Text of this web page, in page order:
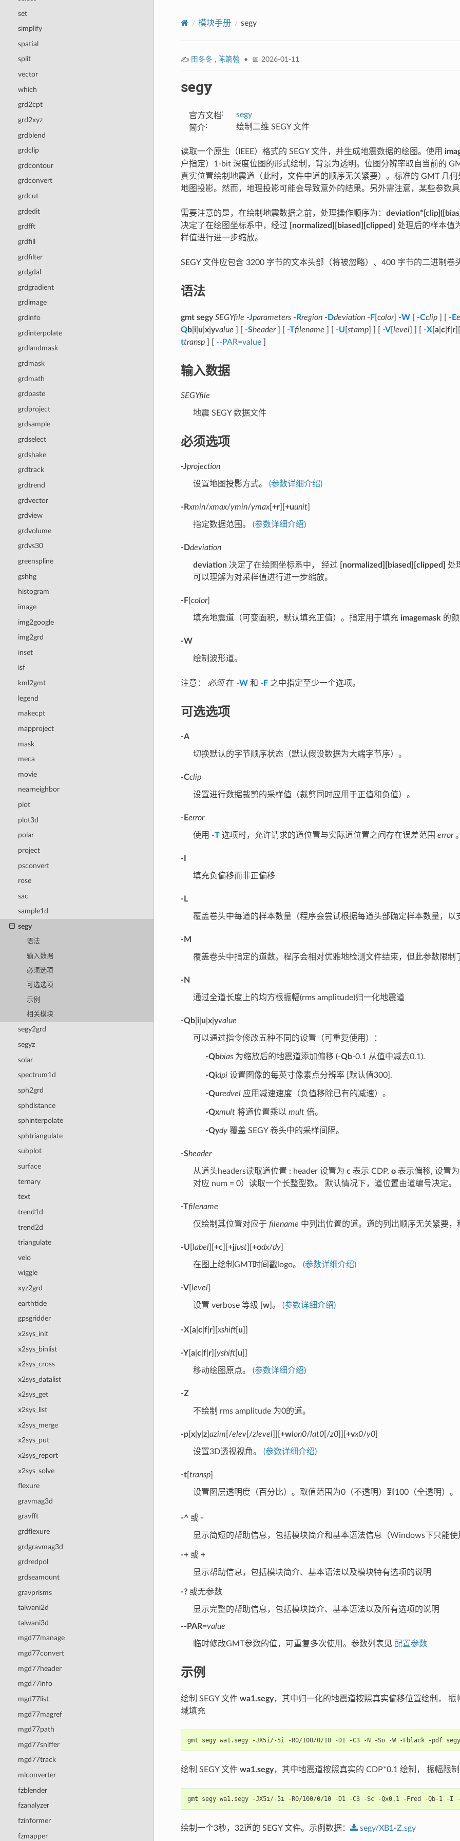
set
simplify
spatial
split
vector
which
grd2cpt
grd2xyz
grdblend
grdclip
grdcontour
grdconvert
grdcut
grdedit
grdfft
grdfill
grdfilter
grdgdal
grdgradient
grdimage
grdinfo
grdinterpolate
grdlandmask
grdmask
grdmath
grdpaste
grdproject
grdsample
grdselect
grdshake
grdtrack
grdtrend
grdvector
grdview
grdvolume
grdvs30
greenspline
gshhg
histogram
image
img2google
img2grd
inset
isf
kml2gmt
legend
makecpt
mapproject
mask
meca
movie
nearneighbor
plot
plot3d
polar
project
psconvert
rose
sac
sample1d
segy
语法
输入数据
必须选项
可选选项
示例
相关模块
segy2grd
segyz
solar
spectrum1d
sph2grd
sphdistance
sphinterpolate
sphtriangulate
subplot
surface
ternary
text
trend1d
trend2d
triangulate
velo
wiggle
xyz2grd
earthtide
gpsgridder
x2sys_init
x2sys_binlist
x2sys_cross
x2sys_datalist
x2sys_get
x2sys_list
x2sys_merge
x2sys_put
x2sys_report
x2sys_solve
flexure
gravmag3d
gravfft
grdflexure
grdgravmag3d
grdredpol
grdseamount
gravprisms
talwani2d
talwani3d
mgd77manage
mgd77convert
mgd77header
mgd77info
mgd77list
mgd77magref
mgd77path
mgd77sniffer
mgd77track
mlconverter
fzblender
fzanalyzer
fzinformer
fzmapper
模块手册 segy
✍️ 田冬冬 , 陈箫翰 • 📅 2026-01-11
segy
官方文档:
segy
简介: 绘制二维 SEGY 文件
读取一个原生（IEEE）格式的 SEGY 文件，并生成地震数据的绘图。使用
户指定）1-bit 深度位图的形式绘制，背景为透明。位图分辨率取自当前的
真实位置绘制地震道（此时，文件中道的顺序无关紧要）。标准的 GMT 几
地图投影。然而，地理投影可能会导致意外的结果。另外需注意，某些参数具
需要注意的是，在绘制地震数据之前，处理操作顺序为：
决定了在绘图坐标系中，经过
[normalized][biased][clipped]
处理后的样本值
样值进行进一步缩放。
SEGY 文件应包含 3200 字节的文本头部（将被忽略）、400 字节的二进制卷
语法
gmt segy SEGYfile -Jparameters -Rregion -Ddeviation -F[ color] -W[ -Cclip] [ -E
Qb| i| u x| yvalue -Sheader] [ -Tfilename -U stamp] ] [ -V[ level] ] [ -X[ a| c| f| r][
ttransp] [ --PAR=value]
输入数据
SEGYfile
地震 SEGY 数据文件
必须选项
-Jprojection
设置地图投影方式。 (参数详细介绍)
-Rxmin/xmax/ymin/ymax[ +r][ +uunit]
指定数据范围。 (参数详细介绍)
-Ddeviation
deviation决定了在绘图坐标系中， 经过 [normalized][biased][clipped]
处
可以理解为对采样值进行进一步缩放。
-F[ color]
填充地震道（可变面积，默认填充正值）。指定用于填充 imagemask的
-W
绘制波形道。
注意： 必须在 -W和 -F之中指定至少一个选项。
可选选项
-A
切换默认的字节顺序状态（默认假设数据为大端字节序）。
-Cclip
设置进行数据裁剪的采样值（裁剪同时应用于正值和负值）。
-Eerror
使用 -T选项时，允许请求的道位置与实际道位置之间存在误差范围 error。
-I
填充负偏移而非正偏移
-L
覆盖卷头中每道的样本数量（程序会尝试根据每道头部确定样本数量，以
-M
覆盖卷头中指定的道数。程序会相对优雅地检测文件结束，但此参数限制
-N
通过全道长度上的均方根振幅(rms amplitude)归一化地震道
-Qb| i| u x| yvalue
可以通过指令修改五种不同的设置（可重复使用）：
-Qbbias为缩放后的地震道添加偏移 (-Qb-0.1 从值中减去0.1).
-Qidpi设置图像的每英寸像素点分辨率 [默认值300].
-Quredvel应用减速速度（负值移除已有的减速）。
-Qxmult将道位置乘以 mult倍。
-Qydy覆盖 SEGY 卷头中的采样间隔。
-Sheader
从道头headers读取道位置 : header 设置为 c表示 CDP, o表示偏移, 设置为
对应 num = 0）读取一个长整型数。 默认情况下，道位置由道编号决定。
-Tfilename
仅绘制其位置对应于 filename 中列出位置的道。道的列出顺序无关紧要，
-U label][ +c][ +jjust][ +odx/dy]
在图上绘制GMT时间戳logo。 (参数详细介绍)
-V[ level]
设置 verbose 等级 [ w]。 (参数详细介绍)
-X[ a| c| f| r][xshift[ u
-Y[ a| c| f| r][ yshift[ u
移动绘图原点。 (参数详细介绍)
-Z
不绘制 rms amplitude 为0的道。
-p[ x| y|z] azim [/elev[/zlevel]][ +wlon0/lat0[/z0]][ +vx0/y0]
设置3D透视视角。 (参数详细介绍)
-t[ transp]
设置图层透明度（百分比）。取值范围为0（不透明）到100（全透明）。
-^或 -
显示简短的帮助信息，包括模块简介和基本语法信息（Windows下只能使
-+或 +
显示帮助信息，包括模块简介、基本语法以及模块特有选项的说明
-?或无参数
显示完整的帮助信息，包括模块简介、基本语法以及所有选项的说明
--PAR=value
临时修改GMT参数的值，可重复多次使用。参数列表见 配置参数
示例
绘制 SEGY 文件 wa1.segy，其中归一化的地震道按照真实偏移位置绘制，
域填充
gmt segy wa1.segy -JX5i/-5i -R0/100/0/10 -D1 -C3 -N -So -W -Fblack -pdf
绘制 SEGY 文件 wa1.segy，其中地震道按照真实的 CDP*0.1 绘制， 振幅限
gmt segy wa1.segy -JX5i/-5i -R0/100/0/10 -D1 -C3 -Sc -Qx0.1 -Fred -Qb-1 -I
绘制一个3秒，32道的 SEGY 文件。示例数据： segy/XB1-Z.sgy